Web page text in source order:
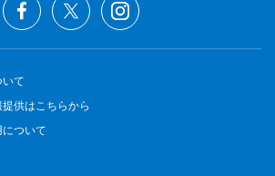
て
供はこちらから
ついて